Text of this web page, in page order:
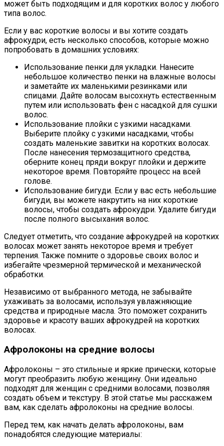
может быть подходящим и для коротких волос у любого
типа волос.
Если у вас короткие волосы и вы хотите создать
афрокудри, есть несколько способов, которые можно
попробовать в домашних условиях:
Использование пенки для укладки. Нанесите
небольшое количество пенки на влажные волосы
и заметайте их маленькими резинками или
спицами. Дайте волосам высохнуть естественным
путем или использовать фен с насадкой для сушки
волос.
Использование плойки с узкими насадками.
Выберите плойку с узкими насадками, чтобы
создать маленькие завитки на коротких волосах.
После нанесения термозащитного средства,
оберните конец пряди вокруг плойки и держите
некоторое время. Повторяйте процесс на всей
голове.
Использование бигуди. Если у вас есть небольшие
бигуди, вы можете накрутить на них короткие
волосы, чтобы создать афрокудри. Удалите бигуди
после полного высыхания волос.
Следует отметить, что создание афрокудрей на коротких
волосах может занять некоторое время и требует
терпения. Также помните о здоровье своих волос и
избегайте чрезмерной термической и механической
обработки.
Независимо от выбранного метода, не забывайте
ухаживать за волосами, используя увлажняющие
средства и природные масла. Это поможет сохранить
здоровье и красоту ваших афрокудрей на коротких
волосах.
Афролоконы на средние волосы
Афролоконы – это стильные и яркие прически, которые
могут преобразить любую женщину. Они идеально
подходят для женщин с средними волосами, позволяя
создать объем и текстуру. В этой статье мы расскажем
вам, как сделать афролоконы на средние волосы.
Перед тем, как начать делать афролоконы, вам
понадобятся следующие материалы: